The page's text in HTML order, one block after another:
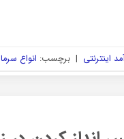
اینترنتی | برچسب: انواع